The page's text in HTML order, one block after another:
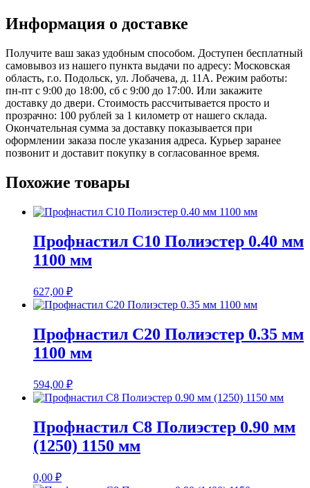
Информация о доставке
Получите ваш заказ удобным способом. Доступен бесплатный
самовывоз из нашего пункта выдачи по адресу: Московская
область, г.о. Подольск, ул. Лобачева, д. 11А. Режим работы:
пн-пт с 9:00 до 18:00, сб с 9:00 до 17:00. Или закажите
доставку до двери. Стоимость рассчитывается просто и
прозрачно: 100 рублей за 1 километр от нашего склада.
Окончательная сумма за доставку показывается при
оформлении заказа после указания адреса. Курьер заранее
позвонит и доставит покупку в согласованное время.
Похожие товары
Профнастил С10 Полиэстер 0.40 мм
1100 мм
627,00 ₽
Профнастил С20 Полиэстер 0.35 мм
1100 мм
594,00 ₽
Профнастил С8 Полиэстер 0.90 мм
(1250) 1150 мм
0,00 ₽